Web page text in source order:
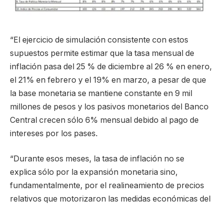
“El ejercicio de simulación consistente con estos
supuestos permite estimar que la tasa mensual de
inflación pasa del 25 % de diciembre al 26 % en enero,
el 21% en febrero y el 19% en marzo, a pesar de que
la base monetaria se mantiene constante en 9 mil
millones de pesos y los pasivos monetarios del Banco
Central crecen sólo 6% mensual debido al pago de
intereses por los pases.
“Durante esos meses, la tasa de inflación no se
explica sólo por la expansión monetaria sino,
fundamentalmente, por el realineamiento de precios
relativos que motorizaron las medidas económicas del